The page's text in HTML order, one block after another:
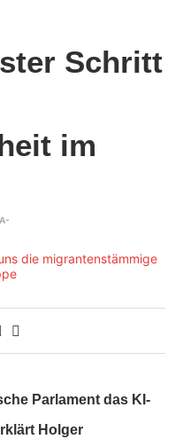
Schritt
im
A-
Parlament das KI-
Holger